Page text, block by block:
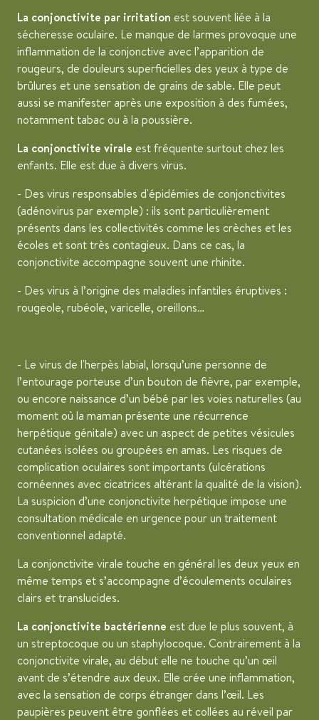
La conjonctivite par irritation est souvent liée à la
sécheresse oculaire. Le manque de larmes provoque une
inflammation de la conjonctive avec l’apparition de
rougeurs, de douleurs superficielles des yeux à type de
brûlures et une sensation de grains de sable. Elle peut
aussi se manifester après une exposition à des fumées,
notamment tabac ou à la poussière.
La conjonctivite virale est fréquente surtout chez les
enfants. Elle est due à divers virus.
- Des virus responsables d'épidémies de conjonctivites
(adénovirus par exemple) : ils sont particulièrement
présents dans les collectivités comme les crèches et les
écoles et sont très contagieux. Dans ce cas, la
conjonctivite accompagne souvent une rhinite.
- Des virus à l’origine des maladies infantiles éruptives :
rougeole, rubéole, varicelle, oreillons…
- Le virus de l'herpès labial, lorsqu’une personne de
l’entourage porteuse d’un bouton de fièvre, par exemple,
ou encore naissance d’un bébé par les voies naturelles (au
moment où la maman présente une récurrence
herpétique génitale) avec un aspect de petites vésicules
cutanées isolées ou groupées en amas. Les risques de
complication oculaires sont importants (ulcérations
cornéennes avec cicatrices altérant la qualité de la vision).
La suspicion d’une conjonctivite herpétique impose une
consultation médicale en urgence pour un traitement
conventionnel adapté.
La conjonctivite virale touche en général les deux yeux en
même temps et s’accompagne d’écoulements oculaires
clairs et translucides.
La conjonctivite bactérienne est due le plus souvent, à
un streptocoque ou un staphylocoque. Contrairement à la
conjonctivite virale, au début elle ne touche qu’un œil
avant de s’étendre aux deux. Elle crée une inflammation,
avec la sensation de corps étranger dans l’œil. Les
paupières peuvent être gonflées et collées au réveil par